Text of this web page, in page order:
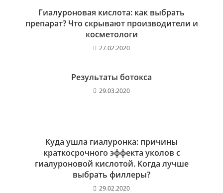
Гиалуроновая кислота: как выбрать
препарат? Что скрывают производители и
косметологи
27.02.2020
Результаты ботокса
29.03.2020
Куда ушла гиалуронка: причины
краткосрочного эффекта уколов с
гиалуроновой кислотой. Когда лучше
выбрать филлеры?
29.02.2020